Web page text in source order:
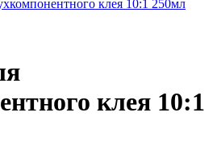
клея 10:1